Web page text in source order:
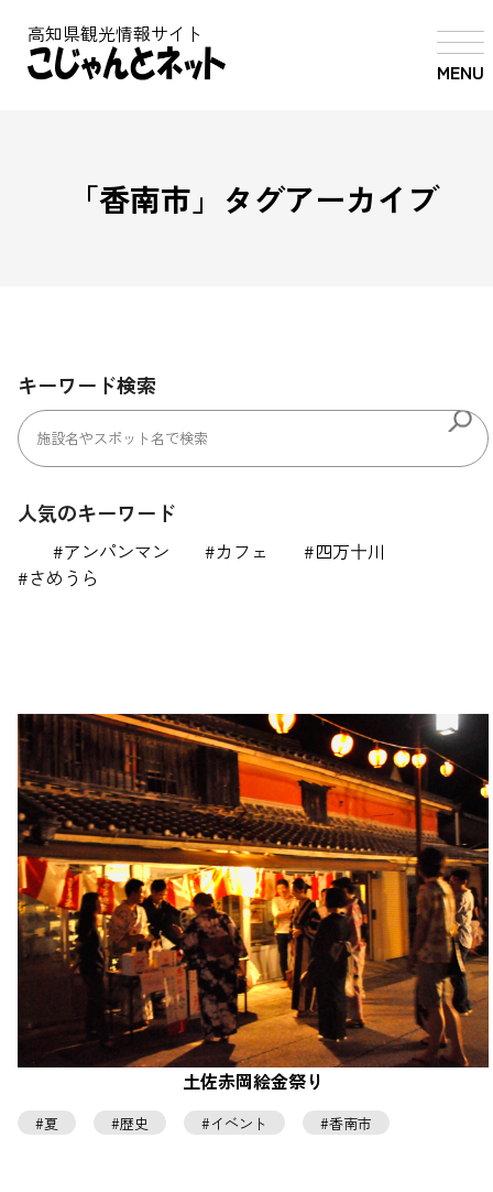
MENU
高知県観光情報サイト
「香南市 」タグアーカイブ
キーワード検索
人気のキーワード
アンパンマン カフェ
四万十川
さめうら
土佐赤岡絵金祭り
夏 歴史 イベント 香南市